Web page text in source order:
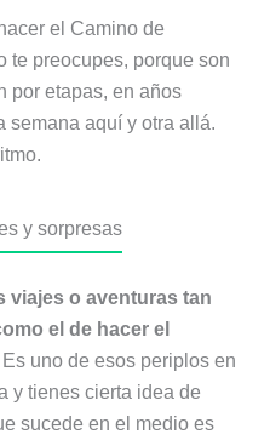
el Camino de
te preocupes, porque son
por etapas, en años
semana aquí y otra allá.
y sorpresas
viajes o aventuras tan
el de hacer el
uno de esos periplos en
y tienes cierta idea de
sucede en el medio es